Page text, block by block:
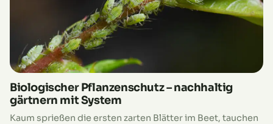
Biologischer Pflanzenschutz – nachhaltig
gärtnern mit System
Kaum sprießen die ersten zarten Blätter im Beet, tauchen